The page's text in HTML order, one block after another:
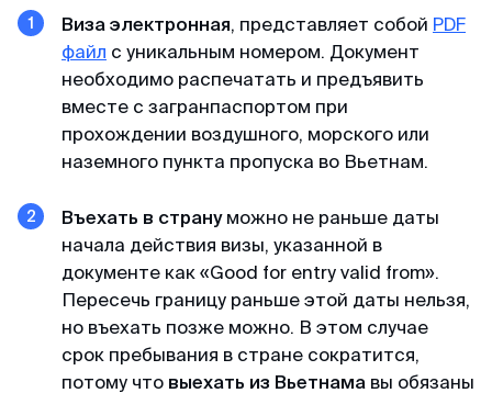
Доступные цены
Спасибо визовому центру за оперативную
работу и доступные цены) Подали заявку на
КЕТУ в Корею. Сотрудники центра проверили
все данные и фото, сами заполнили анкеты и
разрешение КЕТА. Очень быстро!
Гордей
Отзыв с Telegram · 2024
Меньше чем за день
Виза электронная, представляет собой PDF
файл с уникальным номером. Документ
необходимо распечатать и предъявить
вместе с загранпаспортом при
прохождении воздушного, морского или
наземного пункта пропуска во Вьетнам.
Въехать в странуможно не раньше даты
начала действия визы, указанной в
документе как «Good for entry valid from».
Пересечь границу раньше этой даты нельзя,
но въехать позже можно. В этом случае
срок пребывания в стране сократится,
потому что выехать из Вьетнама вы обязаны